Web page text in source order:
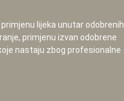
lijeka unutar odobrenih
primjenu izvan odobrene
nastaju zbog profesionalne